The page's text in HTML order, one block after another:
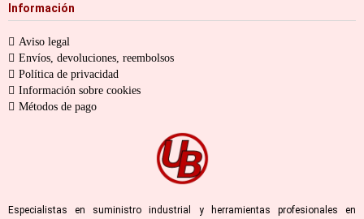
Información
Aviso legal
Envíos, devoluciones, reembolsos
Política de privacidad
Información sobre cookies
Métodos de pago
Especialistas en suministro industrial y herramientas profesionales en